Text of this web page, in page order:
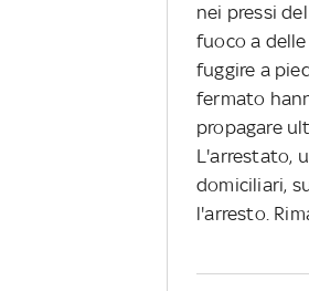
nei pressi
fuoco a
fuggire a
fermato
propagare
L'arrestato,
domiciliari,
l'arresto.